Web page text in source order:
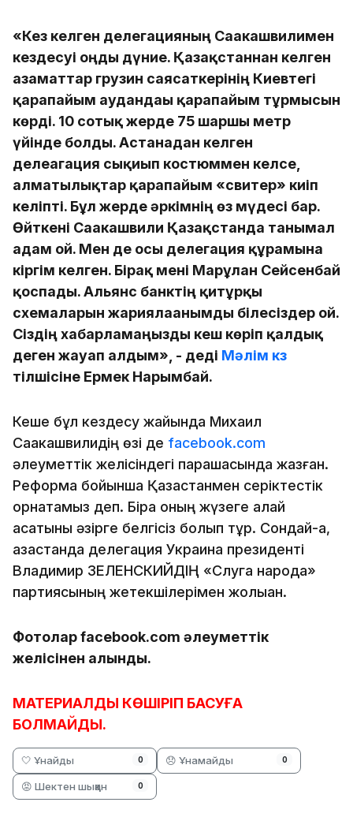
«Кез келген делегацияның Саакашвилимен
кездесуі оңды дүние. Қазақстаннан келген
азаматтар грузин саясаткерінің Киевтегі
қарапайым аудандағы қарапайым тұрмысын
көрді. 10 сотық жерде 75 шаршы метр
үйінде болды. Астанадан келген
делеагация сықиып костюммен келсе,
алматылықтар қарапайым «свитер» киіп
келіпті. Бұл жерде әркімнің өз мүдесі бар.
Өйткені Саакашвили Қазақстанда танымал
адам ғой. Мен де осы делегация құрамына
кіргім келген. Бірақ мені Марғұлан Сейсенбай
қоспады. Альянс банктің қитұрқы
схемаларын жариялағанымды білесіздер ғой.
Сіздің хабарламаңызды кеш көріп қалдық
деген жауап алдым», - деді Мәлім кз
тілшісіне Ермек Нарымбай.
Кеше бұл кездесу жайында Михаил
Саакашвилидің өзі де facebook.com
әлеуметтік желісіндегі парақшасында жазған.
Реформа бойынша Қазақстанмен серіктестік
орнатамыз деп. Бірақ оның жүзеге қалай
асатыны әзірге белгісіз болып тұр. Сондай-ақ,
қазақстандақ делегация Украина президенті
Владимир ЗЕЛЕНСКИЙДІҢ «Слуга народа»
партиясының жетекшілерімен жолыққан.
Фотолар facebook.com әлеуметтік
желісінен алынды.
МАТЕРИАЛДЫ КӨШІРІП БАСУҒА
БОЛМАЙДЫ.
🤍 Ұнайды 0 😞 Ұнамайды 0
😡 Шектен шыққан 0